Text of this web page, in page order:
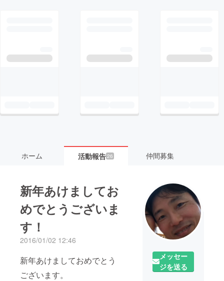
ホーム 活動報告26 仲間募集
新年あけましてお
めでとうございま
す！
2016/01/02 12:46
新年あけましておめでとう
ございます。
メッセー
ジを送る